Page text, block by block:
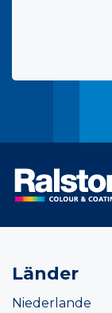
Länder
Niederlande